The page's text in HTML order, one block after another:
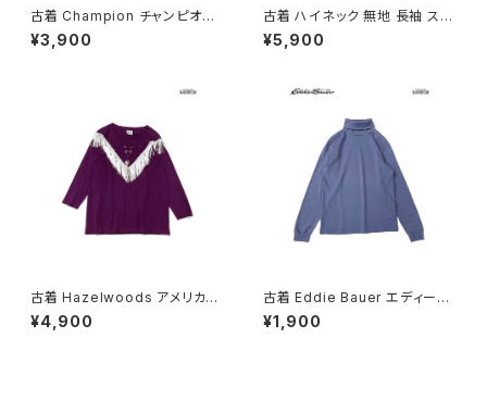
古着 Champion チャンピオン
ロゴ コットン100％ 長袖 Ｔシャ
ツ 赤 (ttu2501067)
¥3,900
古着 ハイネック 無地 長袖 スウ
ェット トレーナー グレー (ttu25
01281)
¥5,900
古着 Hazelwoods アメリカ製
フリンジ 無地 コットン100％ 長
袖 Ｔシャツ 紫 (ttu2501287)
¥4,900
古着 Eddie Bauer エディーバ
ウアー タートルネック 無地 コッ
トン100％ 長袖 Ｔシャツ くすみ
¥1,900